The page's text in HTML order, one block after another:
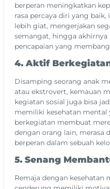
berperan meningkatkan
rasa percaya diri yang baik,
lebih giat, mengerjakan
semangat, hingga akhirnya
pencapaian yang
4. Aktif
Disamping seorang anak
atau ekstrovert, kemauan
kegiatan sosial juga bisa
memiliki kesehatan mental
berkegiatan membuat
dengan orang lain, merasa
berperan dalam sebuah
5. Senang
Remaja dengan kesehatan